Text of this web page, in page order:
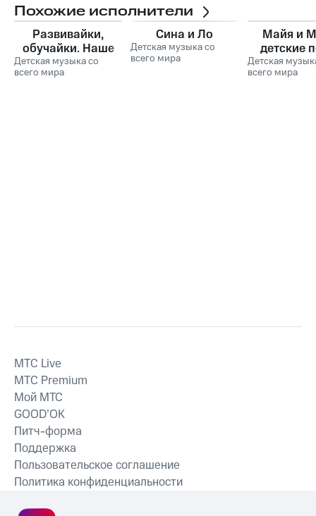
Похожие исполнители
Развивайки,
обучайки. Наше
всё!
Детская музыка со
всего мира
Сина и Ло
Детская музыка со
всего мира
Майя и
детские
Детская
всего мира
MTС Live
MTС Premium
Мой МТС
GOOD’OK
Питч-форма
Поддержка
Пользовательское соглашение
Политика конфиденциальности